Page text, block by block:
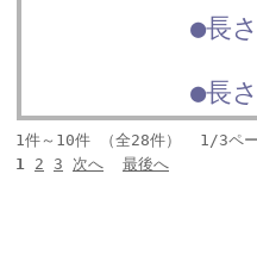
●長
●長
1件～10件 （全28件） 1/3ペ
1 2 3 次へ 最後へ